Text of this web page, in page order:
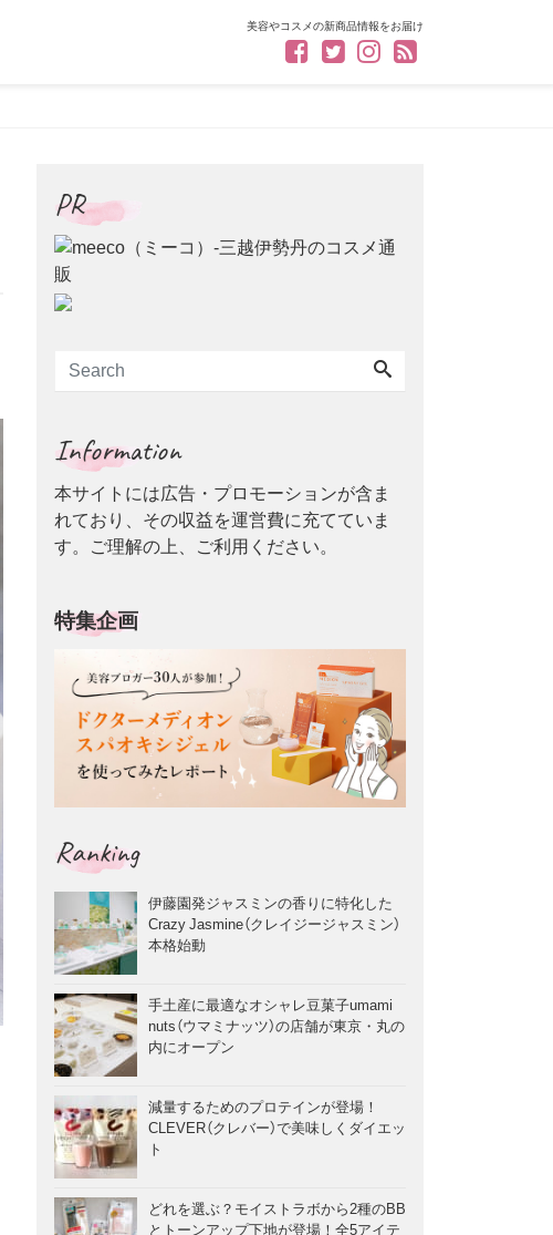
美容やコスメの新商品情報をお届け
PR
Information
本サイトには広告・プロモーションが含ま
れており、その収益を運営費に充てていま
す。ご理解の上、ご利用ください。
特集企画
Ranking
伊藤園発ジャスミンの香りに特化した
Crazy Jasmine（クレイジージャスミン）
本格始動
手土産に最適なオシャレ豆菓子umami
nuts（ウマミナッツ）の店舗が東京・丸の
内にオープン
減量するためのプロテインが登場！
CLEVER（クレバー）で美味しくダイエッ
ト
どれを選ぶ？モイストラボから2種のBB
とトーンアップ下地が登場！全5アイテ